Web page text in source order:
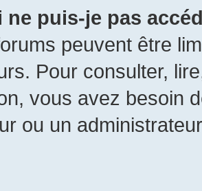
ne puis-je pas
peuvent être
Pour consulter,
vous avez besoin
ou un